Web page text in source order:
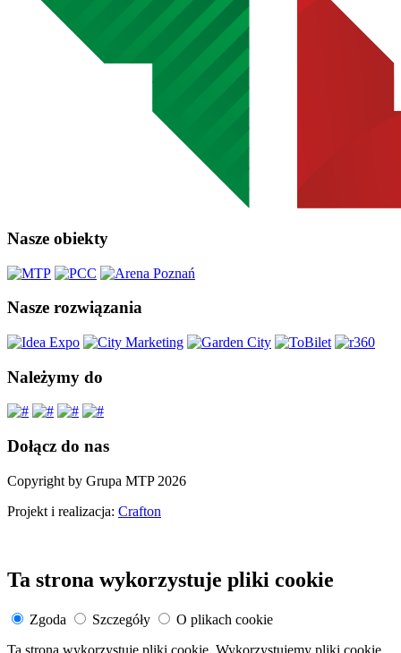
Nasze obiekty
Nasze rozwiązania
Należymy do
Dołącz do nas
Copyright by Grupa MTP 2026
Projekt i realizacja: Crafton
Ta strona wykorzystuje pliki cookie
Zgoda Szczegóły
O plikach cookie
Ta strona wykorzystuje pliki cookie. Wykorzystujemy pliki cookie